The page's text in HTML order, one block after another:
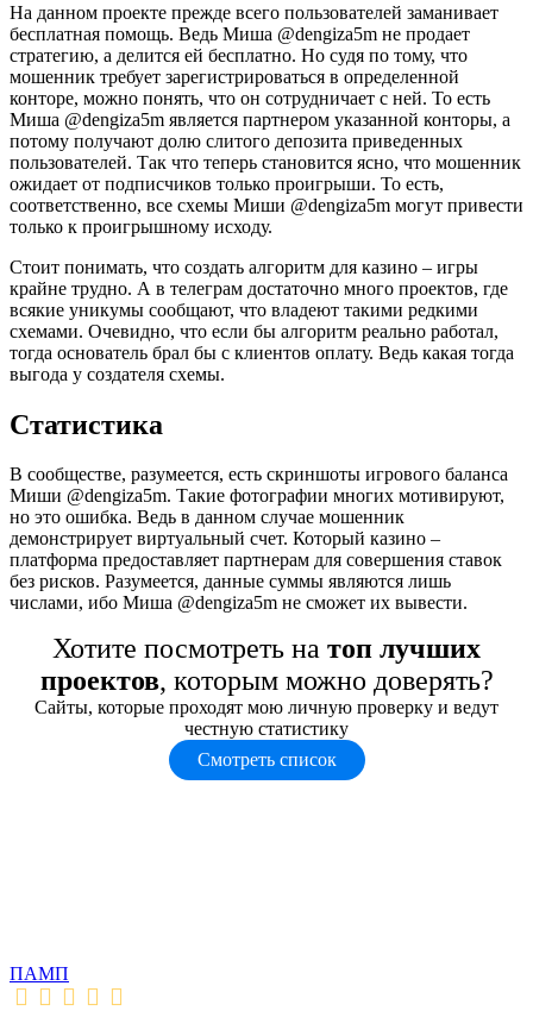
На данном проекте прежде всего пользователей заманивает
бесплатная помощь. Ведь Миша @dengiza5m не продает
стратегию, а делится ей бесплатно. Но судя по тому, что
мошенник требует зарегистрироваться в определенной
конторе, можно понять, что он сотрудничает с ней. То есть
Миша @dengiza5m является партнером указанной конторы, а
потому получают долю слитого депозита приведенных
пользователей. Так что теперь становится ясно, что мошенник
ожидает от подписчиков только проигрыши. То есть,
соответственно, все схемы Миши @dengiza5m могут привести
только к проигрышному исходу.
Стоит понимать, что создать алгоритм для казино – игры
крайне трудно. А в телеграм достаточно много проектов, где
всякие уникумы сообщают, что владеют такими редкими
схемами. Очевидно, что если бы алгоритм реально работал,
тогда основатель брал бы с клиентов оплату. Ведь какая тогда
выгода у создателя схемы.
Статистика
В сообществе, разумеется, есть скриншоты игрового баланса
Миши @dengiza5m. Такие фотографии многих мотивируют,
но это ошибка. Ведь в данном случае мошенник
демонстрирует виртуальный счет. Который казино –
платформа предоставляет партнерам для совершения ставок
без рисков. Разумеется, данные суммы являются лишь
числами, ибо Миша @dengiza5m не сможет их вывести.
Хотите посмотреть на топ лучших
проектов, которым можно доверять?
Сайты, которые проходят мою личную проверку и ведут
честную статистику
Смотреть список
ПАМП